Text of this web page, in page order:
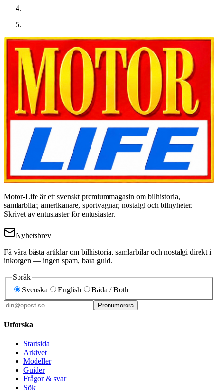
Motor-Life är ett svenskt premiummagasin om bilhistoria,
samlarbilar, amerikanare, sportvagnar, nostalgi och bilnyheter.
Skrivet av entusiaster för entusiaster.
Nyhetsbrev
Få våra bästa artiklar om bilhistoria, samlarbilar och nostalgi direkt i
inkorgen — ingen spam, bara guld.
Språk
Svenska
English Båda / Both
Prenumerera
Utforska
Startsida
Arkivet
Modeller
Guider
Frågor & svar
Sök